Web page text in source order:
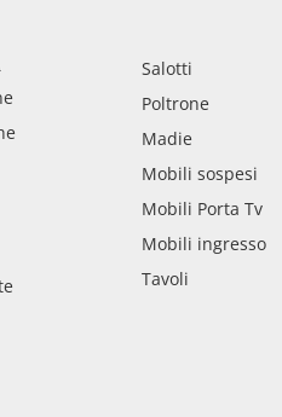
Salotti
Poltrone
Madie
Mobili sospesi
Mobili Porta Tv
Mobili ingresso
Tavoli